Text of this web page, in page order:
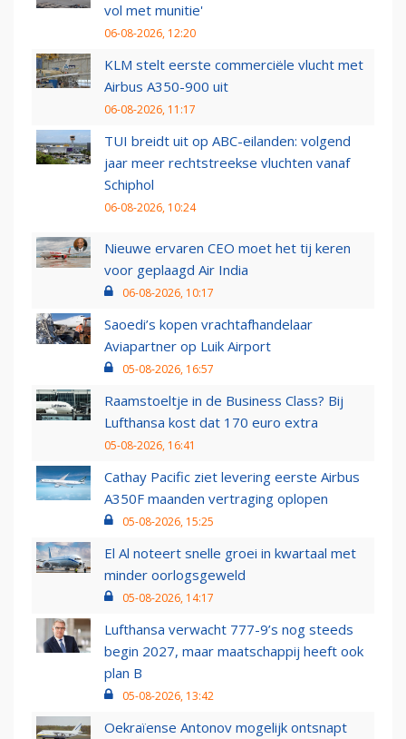
vol met munitie'
06-08-2026, 12:20
KLM stelt eerste commerciële vlucht met
Airbus A350-900 uit
06-08-2026, 11:17
TUI breidt uit op ABC-eilanden: volgend
jaar meer rechtstreekse vluchten vanaf
Schiphol
06-08-2026, 10:24
Nieuwe ervaren CEO moet het tij keren
voor geplaagd Air India
06-08-2026, 10:17
Saoedi’s kopen vrachtafhandelaar
Aviapartner op Luik Airport
05-08-2026, 16:57
Raamstoeltje in de Business Class? Bij
Lufthansa kost dat 170 euro extra
05-08-2026, 16:41
Cathay Pacific ziet levering eerste Airbus
A350F maanden vertraging oplopen
05-08-2026, 15:25
El Al noteert snelle groei in kwartaal met
minder oorlogsgeweld
05-08-2026, 14:17
Lufthansa verwacht 777-9’s nog steeds
begin 2027, maar maatschappij heeft ook
plan B
05-08-2026, 13:42
Oekraïense Antonov mogelijk ontsnapt